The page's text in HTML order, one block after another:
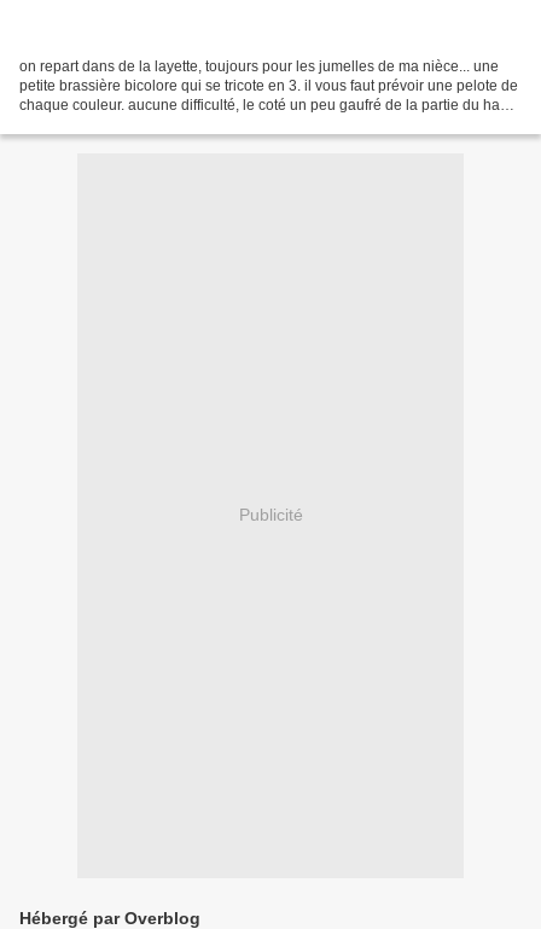
on repart dans de la layette, toujours pour les jumelles de ma nièce... une
petite brassière bicolore qui se tricote en 3. il vous faut prévoir une pelote de
chaque couleur. aucune difficulté, le coté un peu gaufré de la partie du haut
Publicité
Hébergé par Overblog